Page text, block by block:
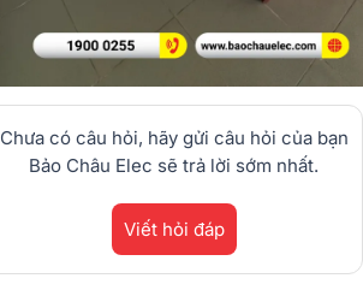
Chưa có câu hỏi, hãy gửi câu hỏi của bạn
Bảo Châu Elec sẽ trả lời sớm nhất.
Viết hỏi đáp